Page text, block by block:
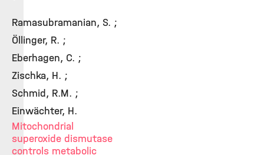
Ramasubramanian, S. ;
Öllinger, R. ;
Eberhagen, C. ;
Zischka, H. ;
Schmid, R.M. ;
Einwächter, H.
Mitochondrial
superoxide dismutase
controls metabolic